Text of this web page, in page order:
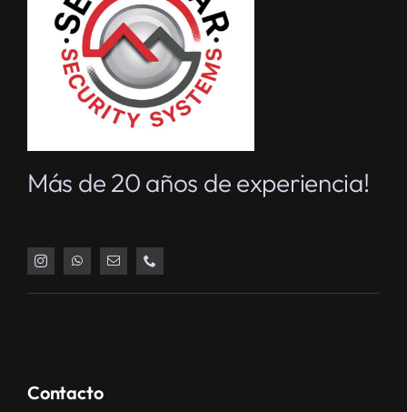
Más de 20 años de experiencia!
Contacto